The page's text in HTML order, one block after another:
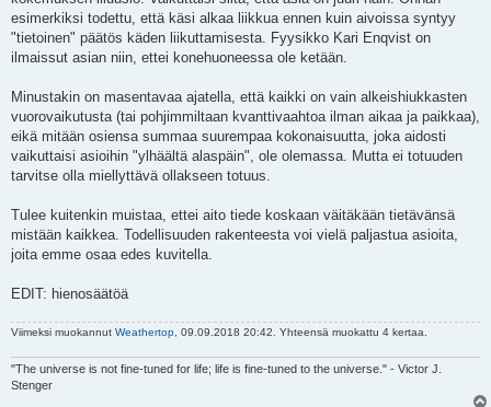
esimerkiksi todettu, että käsi alkaa liikkua ennen kuin aivoissa syntyy
"tietoinen" päätös käden liikuttamisesta. Fyysikko Kari Enqvist on
ilmaissut asian niin, ettei konehuoneessa ole ketään.
Minustakin on masentavaa ajatella, että kaikki on vain alkeishiukkasten
vuorovaikutusta (tai pohjimmiltaan kvanttivaahtoa ilman aikaa ja paikkaa),
eikä mitään osiensa summaa suurempaa kokonaisuutta, joka aidosti
vaikuttaisi asioihin "ylhäältä alaspäin", ole olemassa. Mutta ei totuuden
tarvitse olla miellyttävä ollakseen totuus.
Tulee kuitenkin muistaa, ettei aito tiede koskaan väitäkään tietävänsä
mistään kaikkea. Todellisuuden rakenteesta voi vielä paljastua asioita,
joita emme osaa edes kuvitella.
EDIT: hienosäätöä
Viimeksi muokannut Weathertop , 09.09.2018 20:42. Yhteensä muokattu 4 kertaa.
"The universe is not fine-tuned for life; life is fine-tuned to the universe." - Victor J.
Stenger